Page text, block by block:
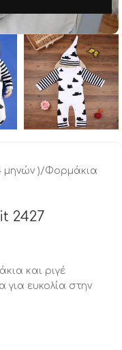
μηνών )/Φορμάκια
2427
και ριγέ
για ευκολία στην